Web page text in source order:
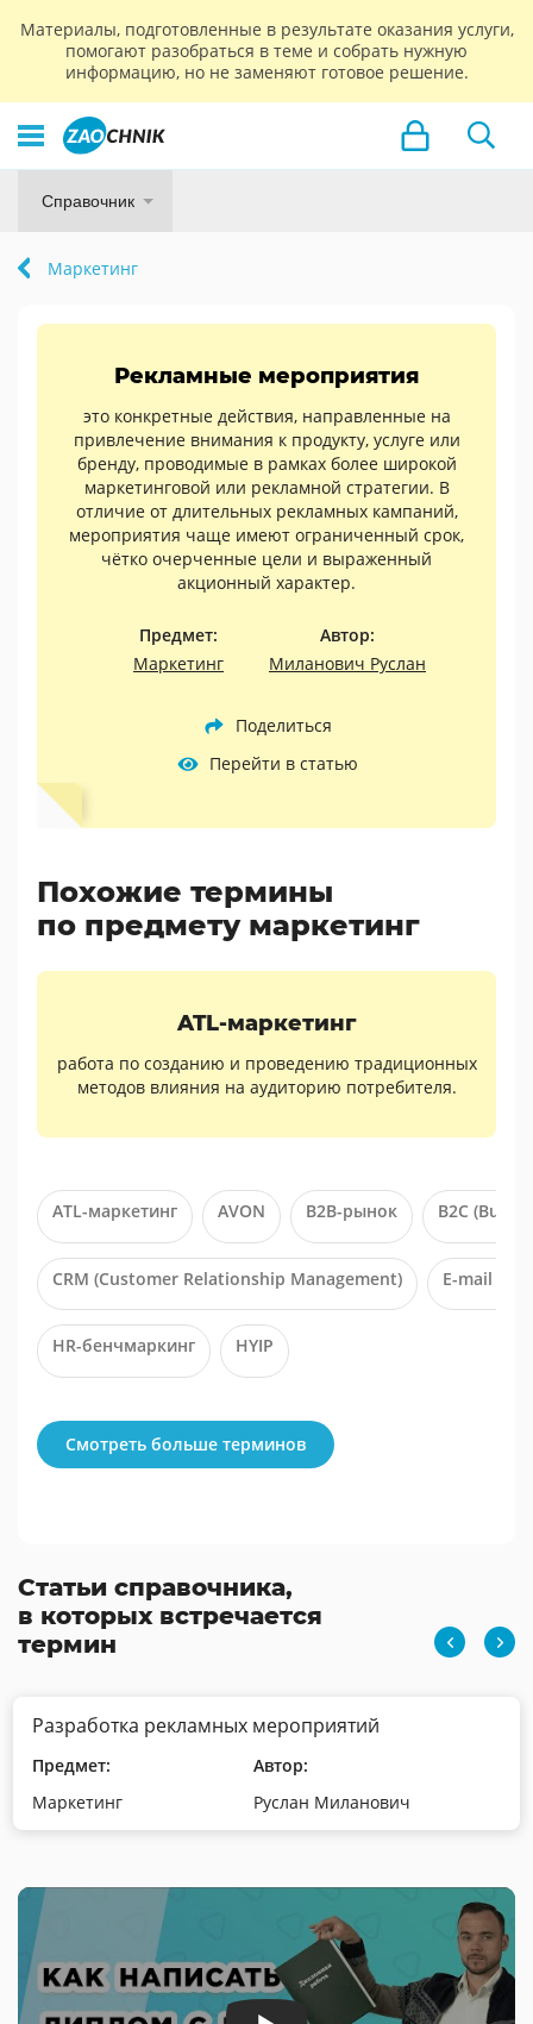
Материалы, подготовленные в результате оказания услуги,
помогают разобраться в теме и собрать нужную
информацию, но не заменяют готовое решение.
Справочник
Маркетинг
Рекламные мероприятия
это конкретные действия, направленные на
привлечение внимания к продукту, услуге или
бренду, проводимые в рамках более широкой
маркетинговой или рекламной стратегии. В
отличие от длительных рекламных кампаний,
мероприятия чаще имеют ограниченный срок,
чётко очерченные цели и выраженный
акционный характер.
Предмет:
Маркетинг
Автор:
Миланович Руслан
Поделиться
Перейти в статью
Похожие термины
по предмету маркетинг
ATL-маркетинг
работа по созданию и проведению традиционных
методов влияния на аудиторию потребителя.
ATL-маркетинг AVON B2B-рынок B2C
CRM (Customer Relationship Management) E-mail
HR-бенчмаркинг HYIP
Смотреть больше терминов
Статьи справочника,
в которых встречается
термин
Разработка рекламных мероприятий
Предмет:
Маркетинг
Автор:
Руслан Миланович